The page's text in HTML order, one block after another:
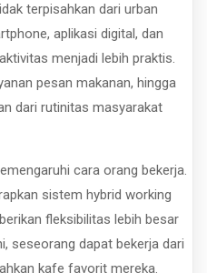
terpisahkan dari urban
aplikasi digital, dan
menjadi lebih praktis.
pesan makanan, hingga
dari rutinitas masyarakat
cara orang bekerja.
sistem hybrid working
fleksibilitas lebih besar
seseorang dapat bekerja dari
kafe favorit mereka.